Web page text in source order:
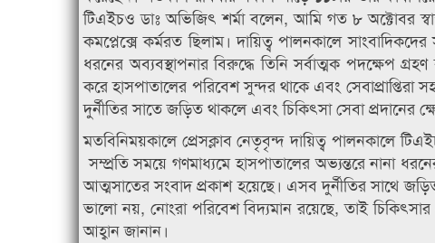
টিএইচও ডাঃ অভিজিৎ শর্মা বলেন, আমি গত ৮ অক্টোবর
কমপ্লেক্সে কর্মরত ছিলাম। দায়িত্ব পালনকালে
ধরনের অব্যবস্থাপনার বিরুদ্ধে তিনি সর্বাত্মক পদক্ষেপ
করে হাসপাতালের পরিবেশ সুন্দর থাকে এবং
দুর্নীতির সাতে জড়িত থাকলে এবং চিকিৎসা সেবা প্রদানের
মতবিনিময়কালে প্রেসক্লাব নেতৃবৃন্দ দায়িত্ব পালনকালে
সম্প্রতি সময়ে গণমাধ্যমে হাসপাতালের অভ্যন্তরে নানা
আত্মসাতের সংবাদ প্রকাশ হয়েছে। এসব দুর্নীতির সাথে
ভালো নয়, নোংরা পরিবেশ বিদ্যমান রয়েছে, তাই
আহ্বান জানান।